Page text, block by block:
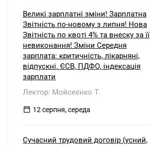
Великі зарплатні зміни! Зарплатна
Звітність по-новому з липня! Нова
Звітність по квоті 4% та внеску за її
невиконання! Зміни Середня
зарплата: критичність, лікарняні,
відпускні. ЄСВ, ПДФО, індексація
зарплати
Лектор: Мойсеєнко Т.
12 серпня, середа
Сучасний трудовий договір (усний,